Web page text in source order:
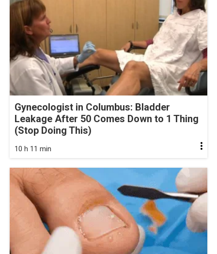
Gynecologist in Columbus: Bladder
Leakage After 50 Comes Down to 1 Thing
(Stop Doing This)
10 h 11 min